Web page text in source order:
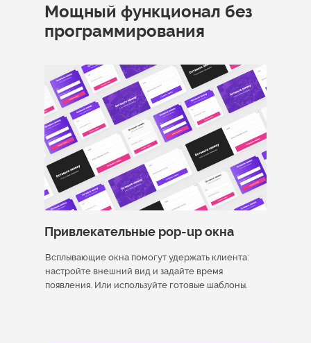
Мощный функционал без
программирования
Привлекательные pop-up окна
Всплывающие окна помогут удержать клиента:
настройте внешний вид и задайте время
появления. Или используйте готовые шаблоны.